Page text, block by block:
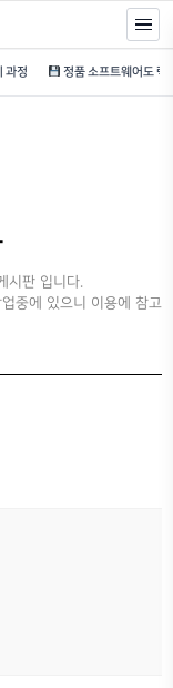
일 패키지 과정
시판 입니다.
중에 있으니 이용에 참고